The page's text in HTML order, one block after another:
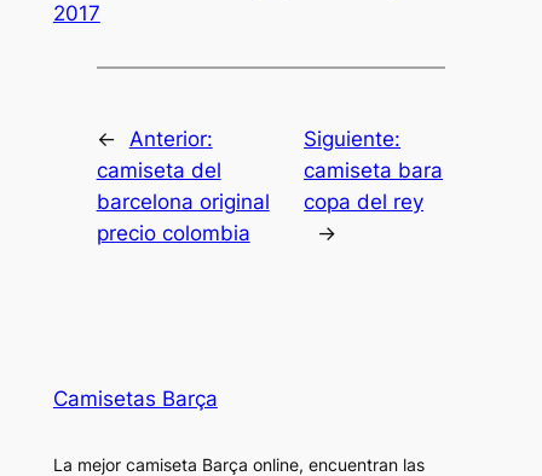
2017
←
Anterior:
camiseta del
barcelona original
precio colombia
Siguiente:
camiseta bara
copa del rey
→
Camisetas Barça
La mejor camiseta Barça online, encuentran las